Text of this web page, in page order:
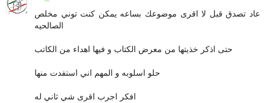
عاد تصدق قبل لا اقرى موضوعك بساعه يمكن كنت توني مخلص
الصالحيه
حتى اذكر خذيتها من معرض الكتاب و فيها اهداء من الكاتب
حلو اسلوبه و المهم اني استفدت منها
افكر اجرب اقرى شي ثاني له